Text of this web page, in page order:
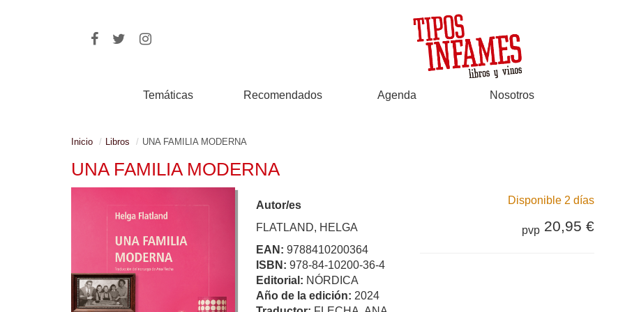
Temáticas Recomendados Agenda Nosotros
Inicio Libros UNA FAMILIA MODERNA
UNA FAMILIA MODERNA
Autor/es
FLATLAND, HELGA
EAN: 9788410200364
ISBN: 978-84-10200-36-4
Editorial: NÓRDICA
Año de la edición: 2024
Disponible 2 días
pvp 20,95 €